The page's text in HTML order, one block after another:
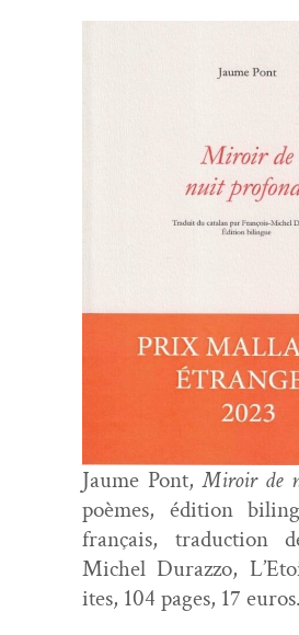
Jaume Pont,Miroir de
poèmes, édi­tion
français, tra­duc­tion
Michel Duraz­zo,
ites, 104 pages, 17 euros.